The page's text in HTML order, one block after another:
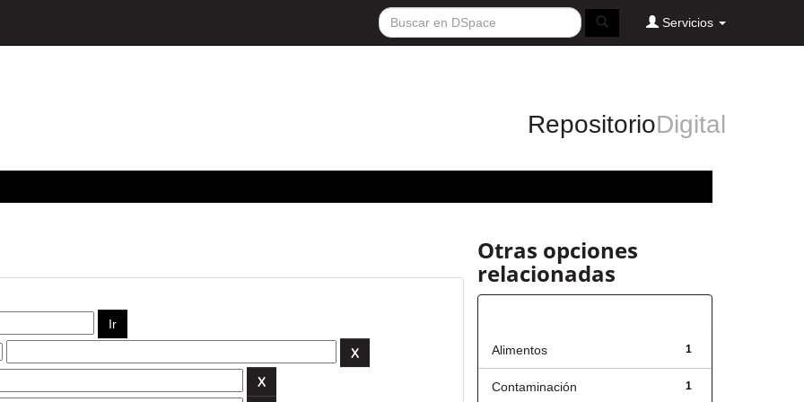
Servicios
RepositorioDigital
Otras opciones
relacionadas
1
Alimentos
1
Contaminación